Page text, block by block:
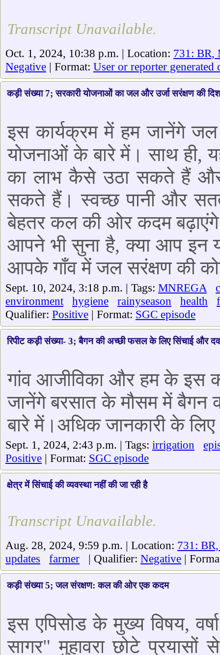
Transcript Unavailable.
Oct. 1, 2024, 10:38 p.m. | Location: 731: BR,
Negative | Format: User or reporter generated
कड़ी संख्या 7; सरकारी योजनाओं का जल और उर्जा सरंक्षण की
इस कार्यक्रम में हम जानेंगे
योजनाओं के बारे में। साथ ही,
का लाभ कैसे उठा सकते हैं
सकते हैं। स्वच्छ पानी और
बेहतर कल की ओर कदम
आपने भी सुना है, क्या आप इन
आपके गाँव में जल सरंक्षण की
Sept. 10, 2024, 3:18 p.m. | Tags: MNREGA
environment
hygiene rainyseason health
Qualifier: Positive | Format: SGC episode
रिपीट कड़ी संख्या- 3; बैगन की अच्छी फसल के लिए सिंचाई और
गांव आजीविका और हम के इस
जानेंगे बरसात के मौसम में बैगन
बारे में।अधिक जानकारी के
Sept. 1, 2024, 2:43 p.m. | Tags: irrigation
Positive | Format: SGC episode
क्षेत्र में सिंचाई की व्यवस्था नहीं की जा रही है
Transcript Unavailable.
Aug. 28, 2024, 9:59 p.m. | Location: 731:
updates
farmer | Qualifier: Negative |
कड़ी संख्या 5; जल संरक्षण: कल की ओर एक कदम
इस एपिसोड के मुख्य विषय,
सागर" मुहावरा छोटे प्रयासों